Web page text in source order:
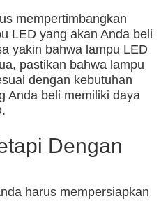
mempertimbangkan
LED yang akan Anda beli
yakin bahwa lampu LED
pastikan bahwa lampu
dengan kebutuhan
Anda beli memiliki daya
Dengan
harus mempersiapkan